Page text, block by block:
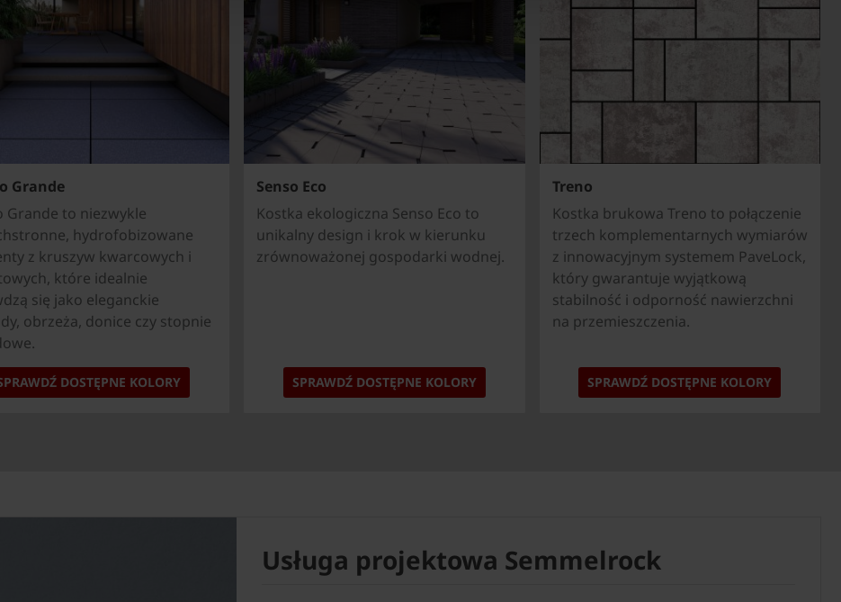
Grande
Grande to niezwykle
hydrofobizowane
z kruszyw kwarcowych i
które idealnie
się jako eleganckie
obrzeża, donice czy stopnie
DOSTĘPNE KOLORY
Senso Eco
Kostka ekologiczna Senso Eco to
unikalny design i krok w kierunku
zrównoważonej gospodarki wodnej.
SPRAWDŹ DOSTĘPNE KOLORY
Treno
Kostka brukowa Treno to połączenie
trzech komplementarnych wymiarów
z innowacyjnym systemem PaveLock,
który gwarantuje wyjątkową
stabilność i odporność nawierzchni
na przemieszczenia.
SPRAWDŹ DOSTĘPNE KOLORY
Usługa projektowa Semmelrock